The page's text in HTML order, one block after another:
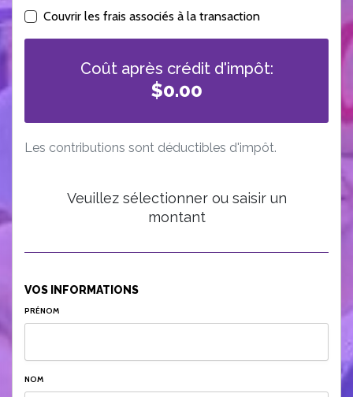
Couvrir les frais associés à la transaction
Coût après crédit d'impôt:
$0.00
Les contributions sont déductibles d'impôt.
Veuillez sélectionner ou saisir un
montant
VOS INFORMATIONS
PRÉNOM
NOM